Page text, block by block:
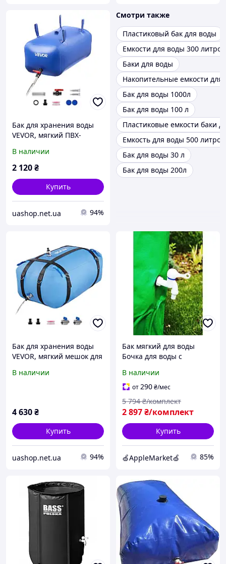
Бак для хранения воды
VEVOR, мягкий ПВХ-
113 л, контейнер для
хранения воды,
износостойкий
В наличии
2 120₴
Купить
uashop.net.ua 94%
Смотри также
Пластиковый бак для воды
Емкости для воды 300 литров
Баки для воды
Накопительные емкости для
Бак для воды 1000л
Бак для воды 100 л
Пластиковые емкости баки
Емкость для воды 500 литров
Бак для воды 30 л
Бак для воды 200л
Бак для хранения воды
VEVOR, мягкий мешок для
л, контейнер для
В наличии
4 630₴
Купить
uashop.net.ua 94%
Бак мягкий для воды
Бочка для воды с
Емкость для воды 500 л
Экологически чистый
резервуар ПВХ ба
В наличии
от290₴/мес
2 897₴/комплект
5 794 ₴/комплект
Купить
🍏AppleMarket🍏 85%